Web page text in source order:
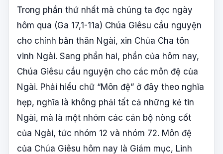
Trong phần thứ nhất mà chúng ta đọc ngày
hôm qua (Ga 17,1-11a) Chúa Giêsu cầu nguyện
cho chính bản thân Ngài, xin Chúa Cha tôn
vinh Ngài. Sang phần hai, phần của hôm nay,
Chúa Giêsu cầu nguyện cho các môn đệ của
Ngài. Phải hiểu chữ “Môn đệ” ở đây theo nghĩa
hẹp, nghĩa là không phải tất cả những kẻ tin
Ngài, mà là một nhóm các cán bộ nòng cốt
của Ngài, tức nhóm 12 và nhóm 72. Môn đệ
của Chúa Giêsu hôm nay là Giám mục, Linh